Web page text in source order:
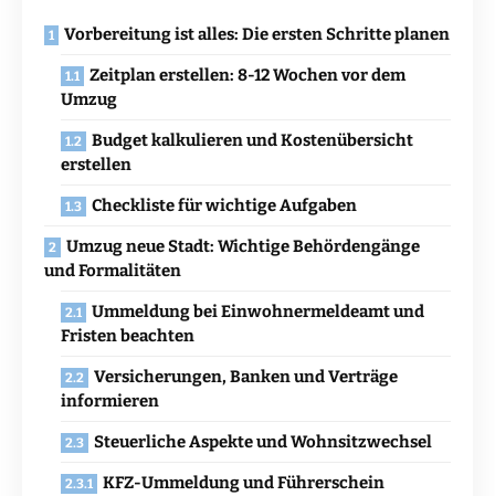
Vorbereitung ist alles: Die ersten Schritte planen
Zeitplan erstellen: 8-12 Wochen vor dem
Umzug
Budget kalkulieren und Kostenübersicht
erstellen
Checkliste für wichtige Aufgaben
Umzug neue Stadt: Wichtige Behördengänge
und Formalitäten
Ummeldung bei Einwohnermeldeamt und
Fristen beachten
Versicherungen, Banken und Verträge
informieren
Steuerliche Aspekte und Wohnsitzwechsel
KFZ-Ummeldung und Führerschein